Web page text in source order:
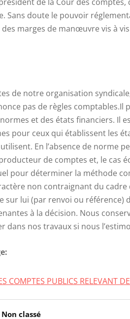
Sans doute le pouvoir
marges de manœuvre vis à
de notre organisation
pas de règles
et des états financiers. Il
pour ceux qui établissent les
En l’absence de norme
de comptes et, le cas
pour déterminer la méthode
non contraignant du
sur lui (par renvoi ou référence)
à la décision. Nous
dans nos travaux si nous
COMPTES PUBLICS RELEVANT
Non classé